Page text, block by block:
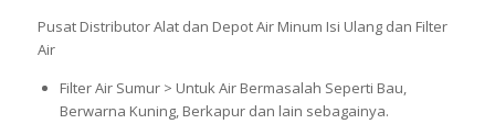
Pusat Distributor Alat dan Depot Air Minum Isi Ulang dan Filter
Air
Filter Air Sumur > Untuk Air Bermasalah Seperti Bau,
Berwarna Kuning, Berkapur dan lain sebagainya.